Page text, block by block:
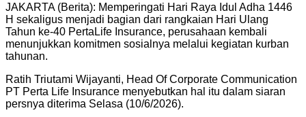
JAKARTA (Berita): Memperingati Hari Raya Idul Adha 1446
H sekaligus menjadi bagian dari rangkaian Hari Ulang
Tahun ke-40 PertaLife Insurance, perusahaan kembali
menunjukkan komitmen sosialnya melalui kegiatan kurban
tahunan.
Ratih Triutami Wijayanti, Head Of Corporate Communication
PT Perta Life Insurance menyebutkan hal itu dalam siaran
persnya diterima Selasa (10/6/2026).